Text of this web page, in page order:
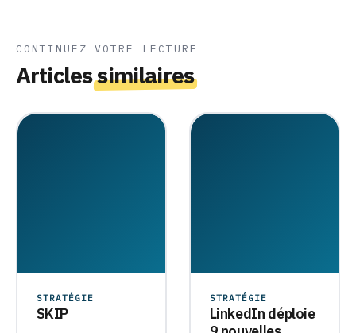
CONTINUEZ VOTRE LECTURE
Articlessimilaires
STRATÉGIE
SKIP
STRATÉGIE
LinkedIn déploie